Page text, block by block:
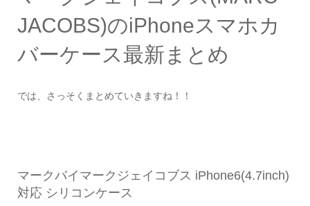
JACOBS)のiPhoneスマホカ
バーケース最新まとめ
では、さっそくまとめていきますね！！
マークバイマークジェイコブス iPhone6(4.7inch)
対応 シリコンケース